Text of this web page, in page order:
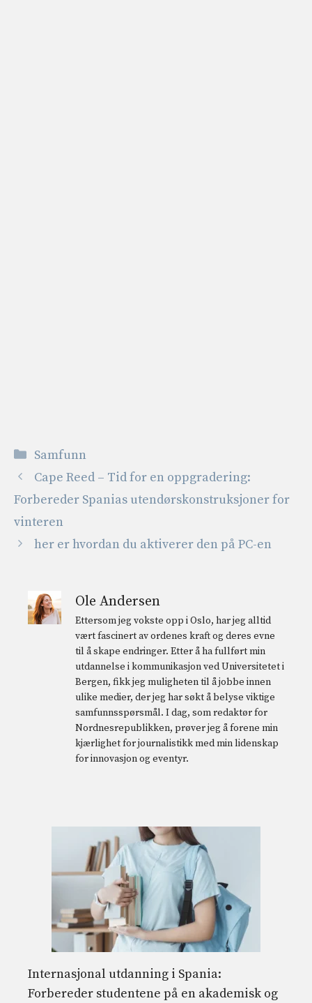
Kategorier
Samfunn
Cape Reed – Tid for en oppgradering:
Forbereder Spanias utendørskonstruksjoner for
vinteren
her er hvordan du aktiverer den på PC-en
Ole Andersen
Ettersom jeg vokste opp i Oslo, har jeg alltid
vært fascinert av ordenes kraft og deres evne
til å skape endringer. Etter å ha fullført min
utdannelse i kommunikasjon ved Universitetet i
Bergen, fikk jeg muligheten til å jobbe innen
ulike medier, der jeg har søkt å belyse viktige
samfunnsspørsmål. I dag, som redaktør for
Nordnesrepublikken, prøver jeg å forene min
kjærlighet for journalistikk med min lidenskap
for innovasjon og eventyr.
Internasjonal utdanning i Spania:
Forbereder studentene på en akademisk og